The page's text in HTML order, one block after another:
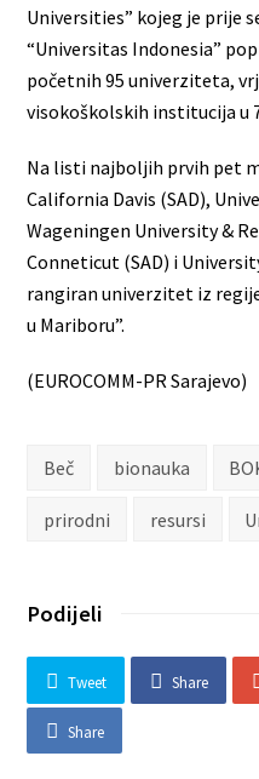
Universities” kojeg je prije
“Universitas Indonesia”
početnih 95 univerziteta,
visokoškolskih institucija u
Na listi najboljih prvih pet
California Davis (SAD),
Wageningen University &
Conneticut (SAD) i
rangiran univerzitet iz
u Mariboru”.
(EUROCOMM-PR Sarajevo)
Beč bionauka
prirodni resursi
Podijeli
Tweet Share
Share